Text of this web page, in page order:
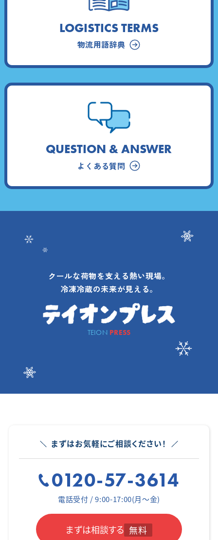
LOGISTICS TERMS
物流用語辞典
QUESTION & ANSWER
よくある質問
クールな荷物を支える熱い現場。
冷凍冷蔵の未来が見える。
TEION PRESS
まずはお気軽にご相談ください！
0120-57-3614
電話受付 / 9:00-17:00(月～金)
まずは相談する 無料